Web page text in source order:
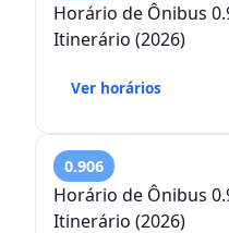
Horário de Ônibus
Itinerário (2026)
Ver horários
0.906
Horário de Ônibus
Itinerário (2026)